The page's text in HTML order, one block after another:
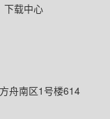
下载中心
舟南区1号楼614